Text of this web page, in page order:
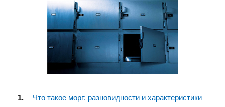
Что такое морг: разновидности и характеристики